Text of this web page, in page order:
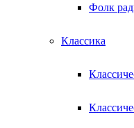
Фолк
Классика